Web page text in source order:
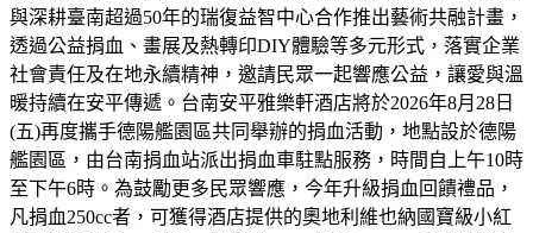
與深耕臺南超過50年的瑞復益智中心合作推出藝術共融計畫，
透過公益捐血、畫展及熱轉印DIY體驗等多元形式，落實企業
社會責任及在地永續精神，邀請民眾一起響應公益，讓愛與溫
暖持續在安平傳遞。台南安平雅樂軒酒店將於2026年8月28日
(五)再度攜手德陽艦園區共同舉辦的捐血活動，地點設於德陽
艦園區，由台南捐血站派出捐血車駐點服務，時間自上午10時
至下午6時。為鼓勵更多民眾響應，今年升級捐血回饋禮品，
凡捐血250cc者，可獲得酒店提供的奧地利維也納國寶級小紅